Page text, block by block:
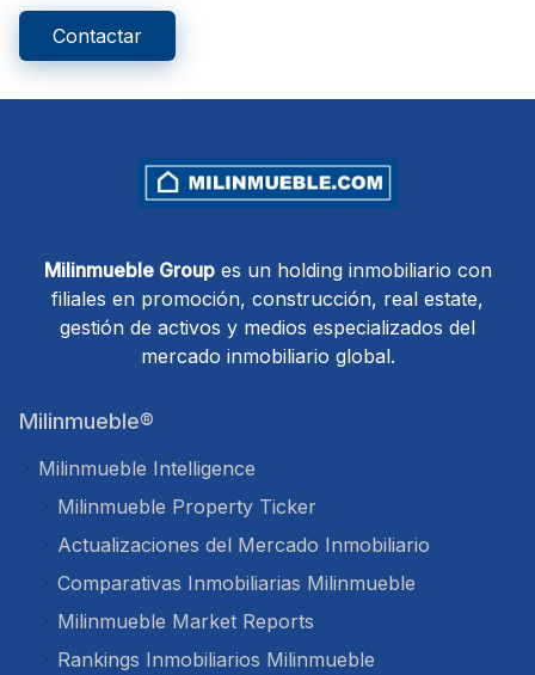
Contactar
Milinmueble Groupes un holding inmobiliario con
filiales en promoción, construcción, real estate,
gestión de activos y medios especializados del
mercado inmobiliario global.
Milinmueble®
Milinmueble Intelligence
Milinmueble Property Ticker
Actualizaciones del Mercado Inmobiliario
Comparativas Inmobiliarias Milinmueble
Milinmueble Market Reports
Rankings Inmobiliarios Milinmueble